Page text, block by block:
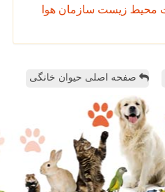
محیط زیست سازمان هوا
صفحه اصلی حیوان خانگی